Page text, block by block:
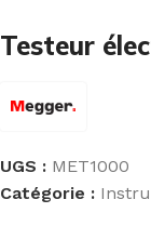
Testeur
UGS : MET1000
Catégorie :